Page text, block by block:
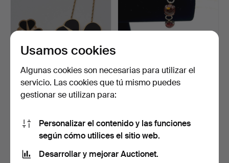
PEREGRINO, ANILLO Y
COLLAR, JOYERÍA DE
35 USD
PULSERA CON ÁMBAR -
36 USD
Usamos cookies
Algunas cookies son necesarias para utilizar el
servicio. Las cookies que tú mismo puedes
gestionar se utilizan para:
Personalizar el contenido y las funciones
según cómo utilices el sitio web.
Desarrollar y mejorar Auctionet.